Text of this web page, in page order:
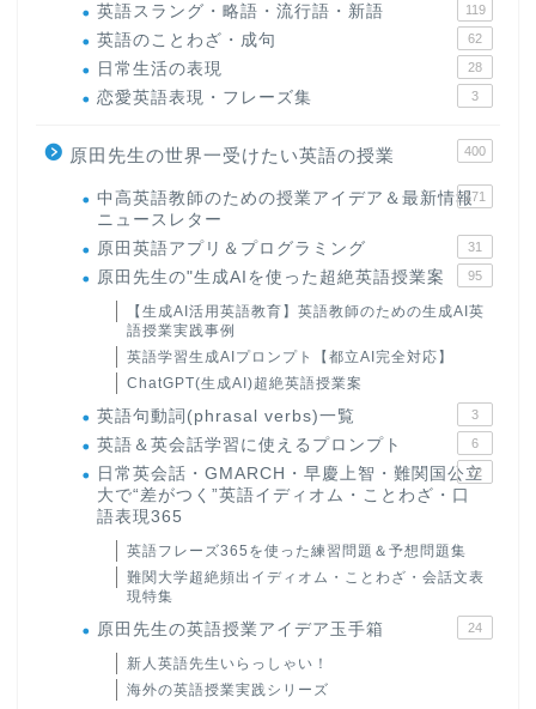
英語スラング・略語・流行語・新語 119
英語のことわざ・成句 62
日常生活の表現 28
恋愛英語表現・フレーズ集 3
原田先生の世界一受けたい英語の授業 400
中高英語教師のための授業アイデア＆最新情報
ニュースレター
171
原田英語アプリ＆プログラミング 31
原田先生の"生成AIを使った超絶英語授業案 95
【生成AI活用英語教育】英語教師のための生成AI英
語授業実践事例
英語学習生成AIプロンプト【都立AI完全対応】
ChatGPT(生成AI)超絶英語授業案
英語句動詞(phrasal verbs)一覧 3
英語＆英会話学習に使えるプロンプト 6
日常英会話・GMARCH・早慶上智・難関国公立
大で“差がつく”英語イディオム・ことわざ・口
語表現365
22
英語フレーズ365を使った練習問題＆予想問題集
難関大学超絶頻出イディオム・ことわざ・会話文表
現特集
原田先生の英語授業アイデア玉手箱 24
新人英語先生いらっしゃい！
海外の英語授業実践シリーズ